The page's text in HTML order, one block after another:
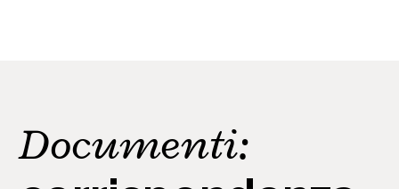
Documenti: